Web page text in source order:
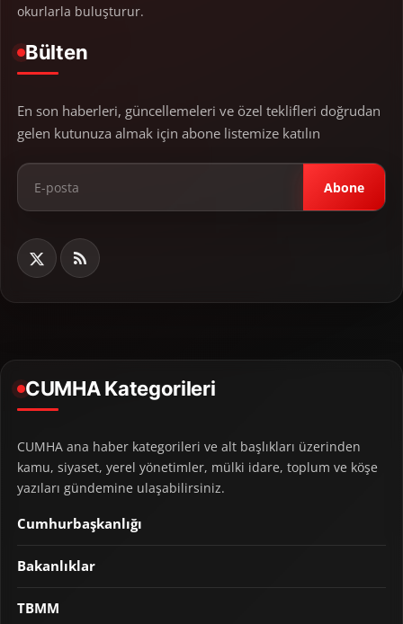
okurlarla buluşturur.
Bülten
En son haberleri, güncellemeleri ve özel teklifleri doğrudan
gelen kutunuza almak için abone listemize katılın
Abone
CUMHA Kategorileri
CUMHA ana haber kategorileri ve alt başlıkları üzerinden
kamu, siyaset, yerel yönetimler, mülki idare, toplum ve köşe
yazıları gündemine ulaşabilirsiniz.
Cumhurbaşkanlığı
Bakanlıklar
TBMM